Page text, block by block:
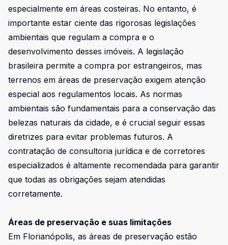
especialmente em áreas costeiras. No entanto, é
importante estar ciente das rigorosas legislações
ambientais que regulam a compra e o
desenvolvimento desses imóveis. A legislação
brasileira permite a compra por estrangeiros, mas
terrenos em áreas de preservação exigem atenção
especial aos regulamentos locais. As normas
ambientais são fundamentais para a conservação das
belezas naturais da cidade, e é crucial seguir essas
diretrizes para evitar problemas futuros. A
contratação de consultoria jurídica e de corretores
especializados é altamente recomendada para garantir
que todas as obrigações sejam atendidas
corretamente.
Áreas de preservação e suas limitações
Em Florianópolis, as áreas de preservação estão